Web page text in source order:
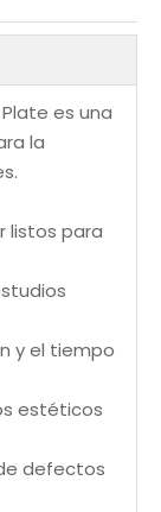
Plate es una
la
listos para
y el tiempo
estéticos
defectos